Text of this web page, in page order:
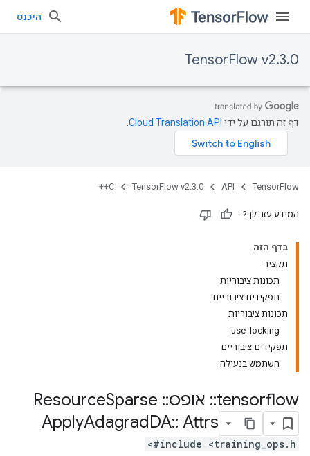
היכנס
TensorFlow v2.3.0
דף זה תורגם על ידי Cloud Translation API
TensorFlow
API
TensorFlow v2.3.0
C++
המידע עזר לך?
בדף הזה
תַקצִיר
תכונות ציבוריות
תפקידים ציבוריים
תכונות ציבוריות
use_locking_
תפקידים ציבוריים
השתמש בנעילה
tensorflow
:: אופס::
Sparse
ApplyAdagradDA:: Attrs
#include <training_ops.h>